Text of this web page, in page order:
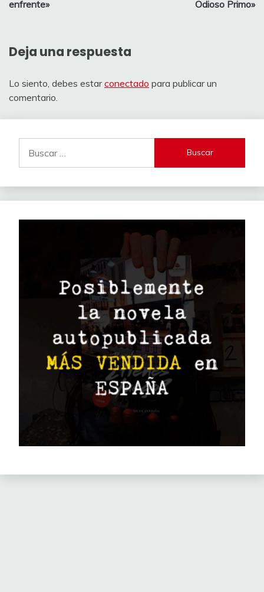
entradas
enfrente»
Odioso Primo»
Deja una respuesta
Lo siento, debes estarconectado para publicar un
comentario.